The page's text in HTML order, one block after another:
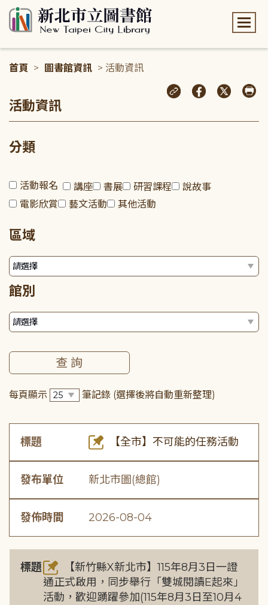
首頁 > 圖書館資訊 > 活動資訊
活動資訊
分類
活動報名 講座 書展 研習課程
說故事
電影欣賞
藝文活動 其他活動
區域
館別
每頁顯示 筆記錄 (選擇後將自動重新整理)
標題 【全市】不可能的任務活動
發布單位 新北市圖(總館)
發佈時間 2026-08-04
標題
【新竹縣X新北市】115年8月3日一證
通正式啟用，同步舉行「雙城閱讀E起來」
活動，歡迎踴躍參加(115年8月3日至10月4